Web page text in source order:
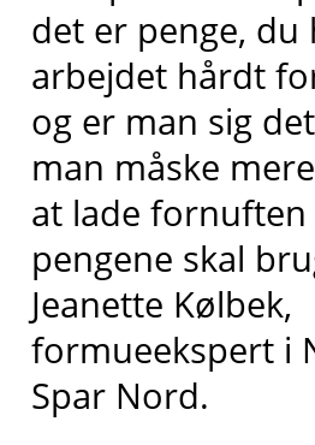
det er penge, du
arbejdet hårdt
og er man sig
man måske
at lade
pengene skal
Jeanette Kølbek,
formueekspert i
Spar Nord.